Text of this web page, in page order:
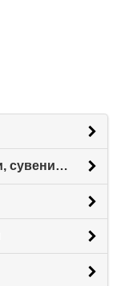
Мыло, косметика, свечи, подарки, сувениры.